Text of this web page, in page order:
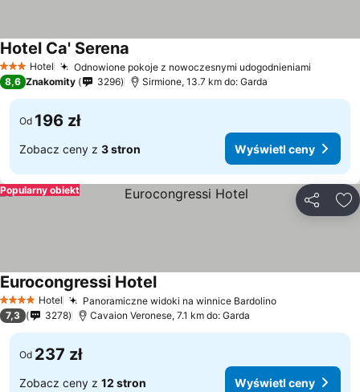
3 Kategoria
Hotel Odnowione pokoje z nowoczesnymi udogodnieniami
Hotel Ca' Serena
8,6 Znakomity 3296 Sirmione, 13.7 km do: Garda
Od 196 zł
Zobacz ceny z 3 stron Wyświetl ceny
Popularny obiekt
4 KategoriaHotel Panoramiczne widoki na winnice Bardolino
Eurocongressi Hotel
7,3 3278 Cavaion Veronese, 7.1 km do: Garda
Od 237 zł
Zobacz ceny z 12 stron Wyświetl ceny